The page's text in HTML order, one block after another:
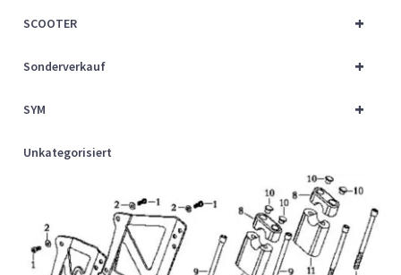
+
SCOOTER
+
Sonderverkauf
+
SYM
Unkategorisiert